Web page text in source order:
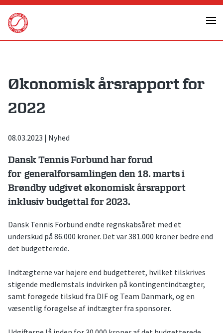
Skip
content
Økonomisk årsrapport for
2022
08.03.2023 | Nyhed
Dansk Tennis Forbund har forud
for generalforsamlingen den 18. marts i
Brøndby udgivet økonomisk årsrapport
inklusiv budgettal for 2023.
Dansk Tennis Forbund endte regnskabsåret med et
underskud på 86.000 kroner. Det var 381.000 kroner bedre end
det budgetterede.
Indtægterne var højere end budgetteret, hvilket tilskrives
stigende medlemstals indvirken på kontingentindtægter,
samt forøgede tilskud fra DIF og Team Danmark, og en
væsentlig forøgelse af indtægter fra sponsorer.